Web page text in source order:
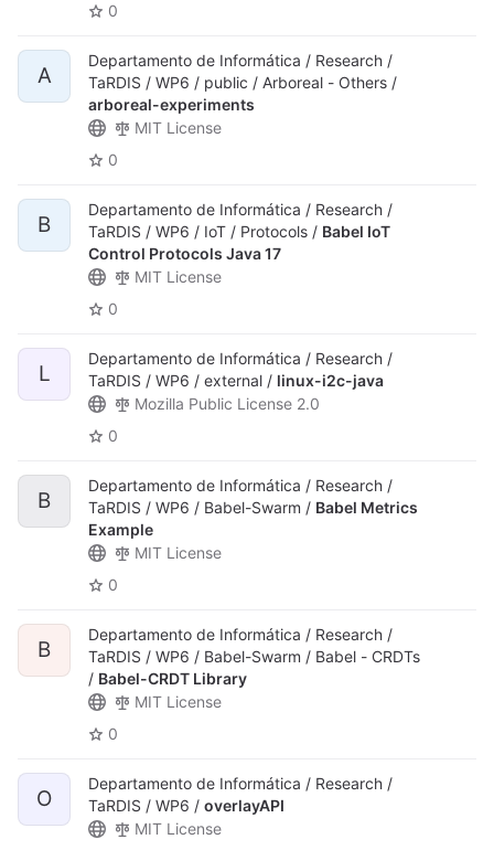
0
A
Departamento de Informática / Research /
TaRDIS / WP6 / public / Arboreal - Others /
arboreal-experiments
MIT License
0
B
Departamento de Informática / Research /
TaRDIS / WP6 / IoT / Protocols / Babel IoT
Control Protocols Java 17
MIT License
0
L
Departamento de Informática / Research /
TaRDIS / WP6 / external / linux-i2c-java
Mozilla Public License 2.0
0
B
Departamento de Informática / Research /
TaRDIS / WP6 / Babel-Swarm / Babel Metrics
Example
MIT License
0
B
Departamento de Informática / Research /
TaRDIS / WP6 / Babel-Swarm / Babel - CRDTs
/ Babel-CRDT Library
MIT License
0
O
Departamento de Informática / Research /
TaRDIS / WP6 / overlayAPI
MIT License